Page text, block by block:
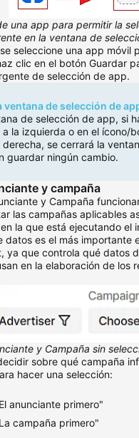
una app para permitir la
en la ventana de
seleccione una app móvil
clic en el botón Guardar
de selección de app.
ventana de selección de
de selección de app, si
a la izquierda o en el ícono/
derecha, se cerrará la
guardar ningún cambio.
y campaña
y Campaña
las campañas aplicables
la que está ejecutando el
datos es el más importante
ya que controla qué datos
en la elaboración de los
y Campaña sin
sobre qué campaña
hacer una selección:
anunciante primero"
campaña primero"